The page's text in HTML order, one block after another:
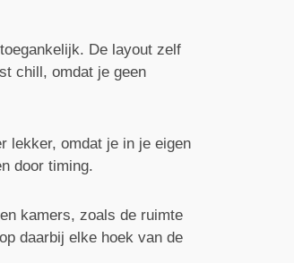
De layout zelf
chill, omdat je geen
lekker, omdat je in je eigen
door timing.
kamers, zoals de ruimte
daarbij elke hoek van de